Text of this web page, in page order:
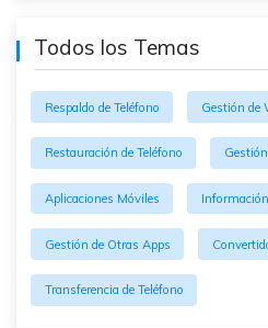
Todos los Temas
Respaldo de Teléfono Gestión de
Restauración de Teléfono
Aplicaciones Móviles
Gestión de Otras Apps
Transferencia de Teléfono